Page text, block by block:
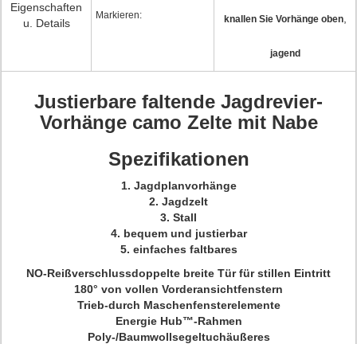
Eigenschaften
u. Details
Markieren: knallen Sie Vorhänge oben,
jagend
Justierbare faltende Jagdrevier-
Vorhänge camo Zelte mit Nabe
Spezifikationen
1. Jagdplanvorhänge
2. Jagdzelt
3. Stall
4. bequem und justierbar
5. einfaches faltbares
NO-Reißverschlussdoppelte breite Tür für stillen Eintritt
180° von vollen Vorderansichtfenstern
Trieb-durch Maschenfensterelemente
Energie Hub™-Rahmen
Poly-/Baumwollsegeltuchäußeres